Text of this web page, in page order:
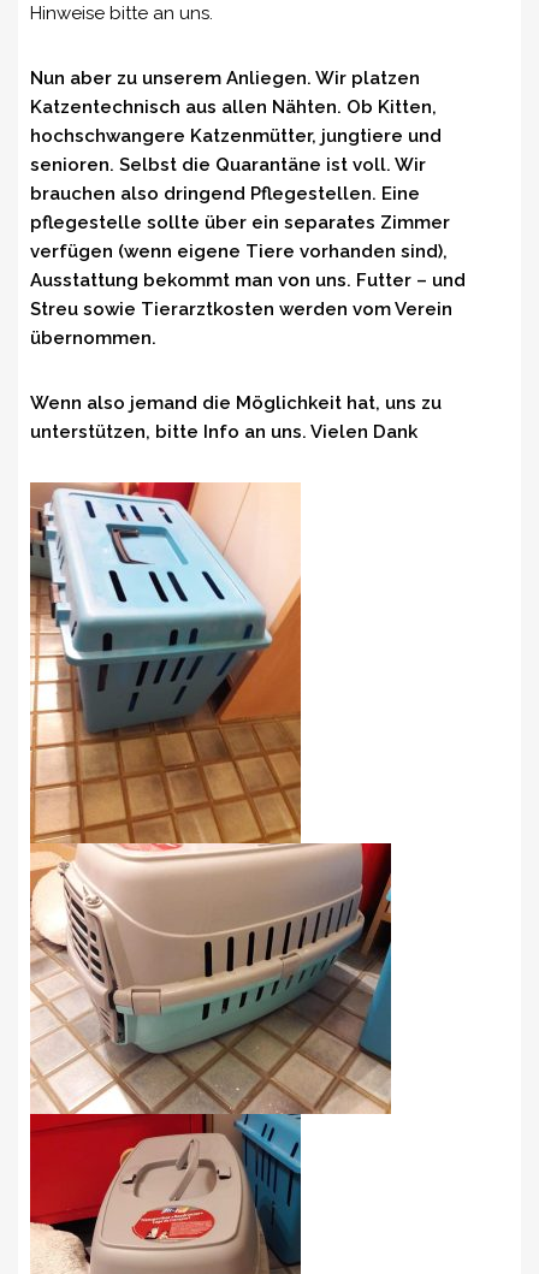
Hinweise bitte an uns.
Nun aber zu unserem Anliegen. Wir platzen
Katzentechnisch aus allen Nähten. Ob Kitten,
hochschwangere Katzenmütter, jungtiere und
senioren. Selbst die Quarantäne ist voll. Wir
brauchen also dringend Pflegestellen. Eine
pflegestelle sollte über ein separates Zimmer
verfügen (wenn eigene Tiere vorhanden sind),
Ausstattung bekommt man von uns. Futter – und
Streu sowie Tierarztkosten werden vom Verein
übernommen.
Wenn also jemand die Möglichkeit hat, uns zu
unterstützen, bitte Info an uns. Vielen Dank